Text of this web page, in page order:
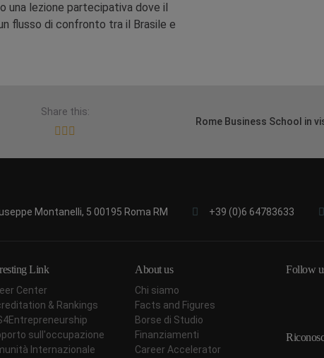
una lezione partecipativa dove il
flusso di confronto tra il Brasile e
Share this:
Rome Business School in
Montanelli, 5 00195 Roma RM +39 (0)6 64783633
Link
Center
& Rankings
sull'occupazione
Internazionale
About us
Chi siamo
Facts and Figures
Borse di Studio
Finanziamenti
Career Accelerator
Follow